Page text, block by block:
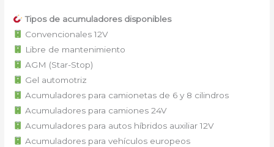
Tipos de acumuladores disponibles
Convencionales 12V
Libre de mantenimiento
AGM (Star-Stop)
Gel automotriz
Acumuladores para camionetas de 6 y 8 cilindros
Acumuladores para camiones 24V
Acumuladores para autos híbridos auxiliar 12V
Acumuladores para vehículos europeos